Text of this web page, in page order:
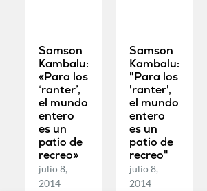
Samson
Kambalu:
«Para los
‘ranter’,
el mundo
entero
es un
patio de
recreo»
julio 8,
2014
Samson
Kambalu:
"Para los
'ranter',
el mundo
entero
es un
patio de
recreo"
julio 8,
2014